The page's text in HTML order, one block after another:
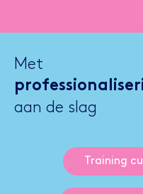
Met
aan de slag
Training